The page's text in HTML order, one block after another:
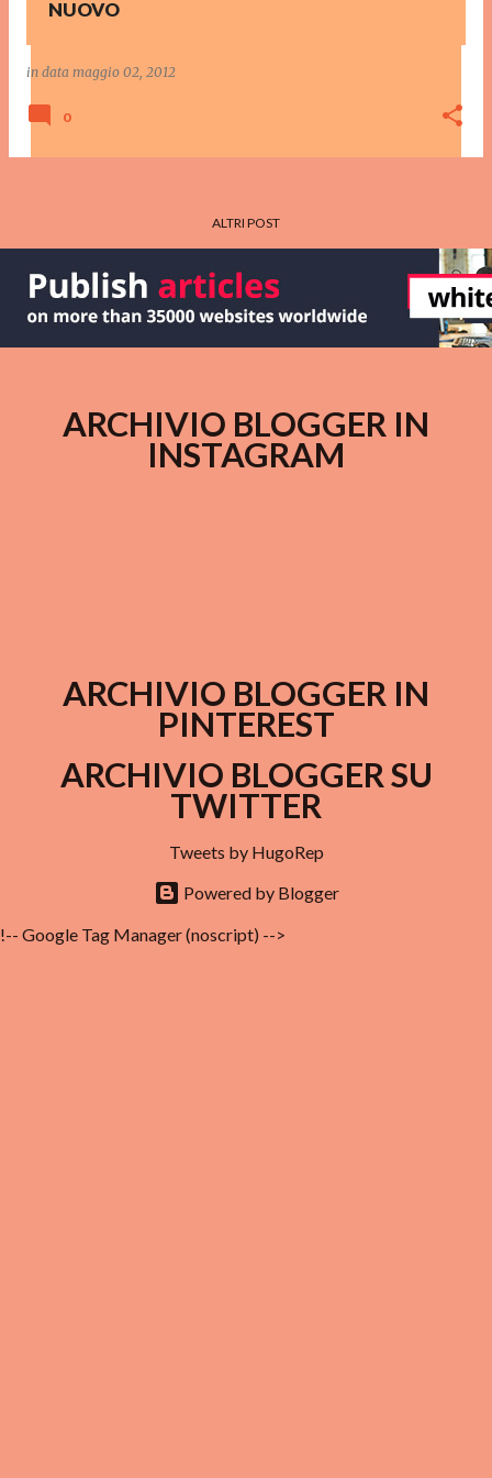
NUOVO
in data maggio 02, 2012
0
ALTRI POST
ARCHIVIO BLOGGER IN
INSTAGRAM
ARCHIVIO BLOGGER IN
PINTEREST
ARCHIVIO BLOGGER SU
TWITTER
Tweets by HugoRep
Powered by Blogger
!-- Google Tag Manager (noscript) -->